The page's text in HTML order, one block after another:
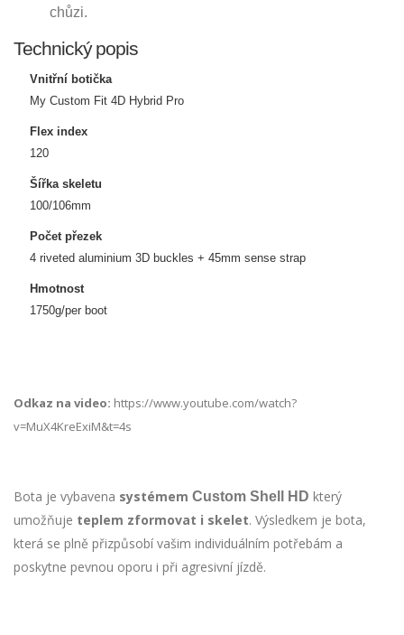
chůzi.
Technický popis
Vnitřní botička
My Custom Fit 4D Hybrid Pro
Flex index
120
Šířka skeletu
100/106mm
Počet přezek
4 riveted aluminium 3D buckles + 45mm sense strap
Hmotnost
1750g/per boot
Odkaz na video: https://www.youtube.com/watch?
v=MuX4KreExiM&t=4s
Bota je vybavena systémem Custom Shell HD který
umožňuje teplem zformovat i skelet. Výsledkem je bota,
která se plně přizpůsobí vašim individuálním potřebám a
poskytne pevnou oporu i při agresivní jízdě.